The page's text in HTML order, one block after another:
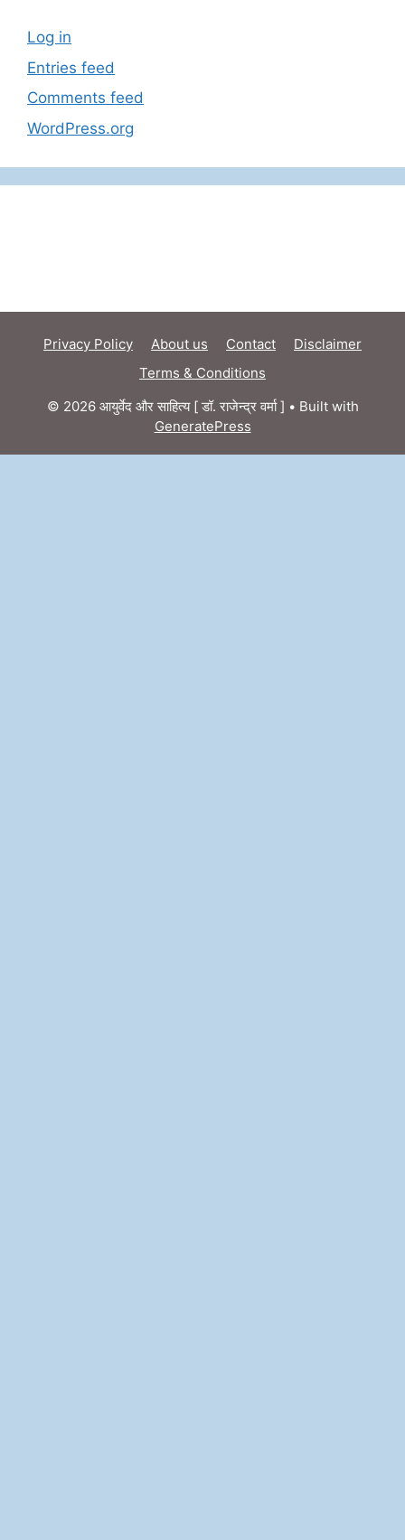
Log in
Entries feed
Comments feed
WordPress.org
Privacy Policy About us Contact
Disclaimer
Terms & Conditions
© 2026 आयुर्वेद और साहित्य [ डॉ. राजेन्द्र वर्मा ] • Built with
GeneratePress